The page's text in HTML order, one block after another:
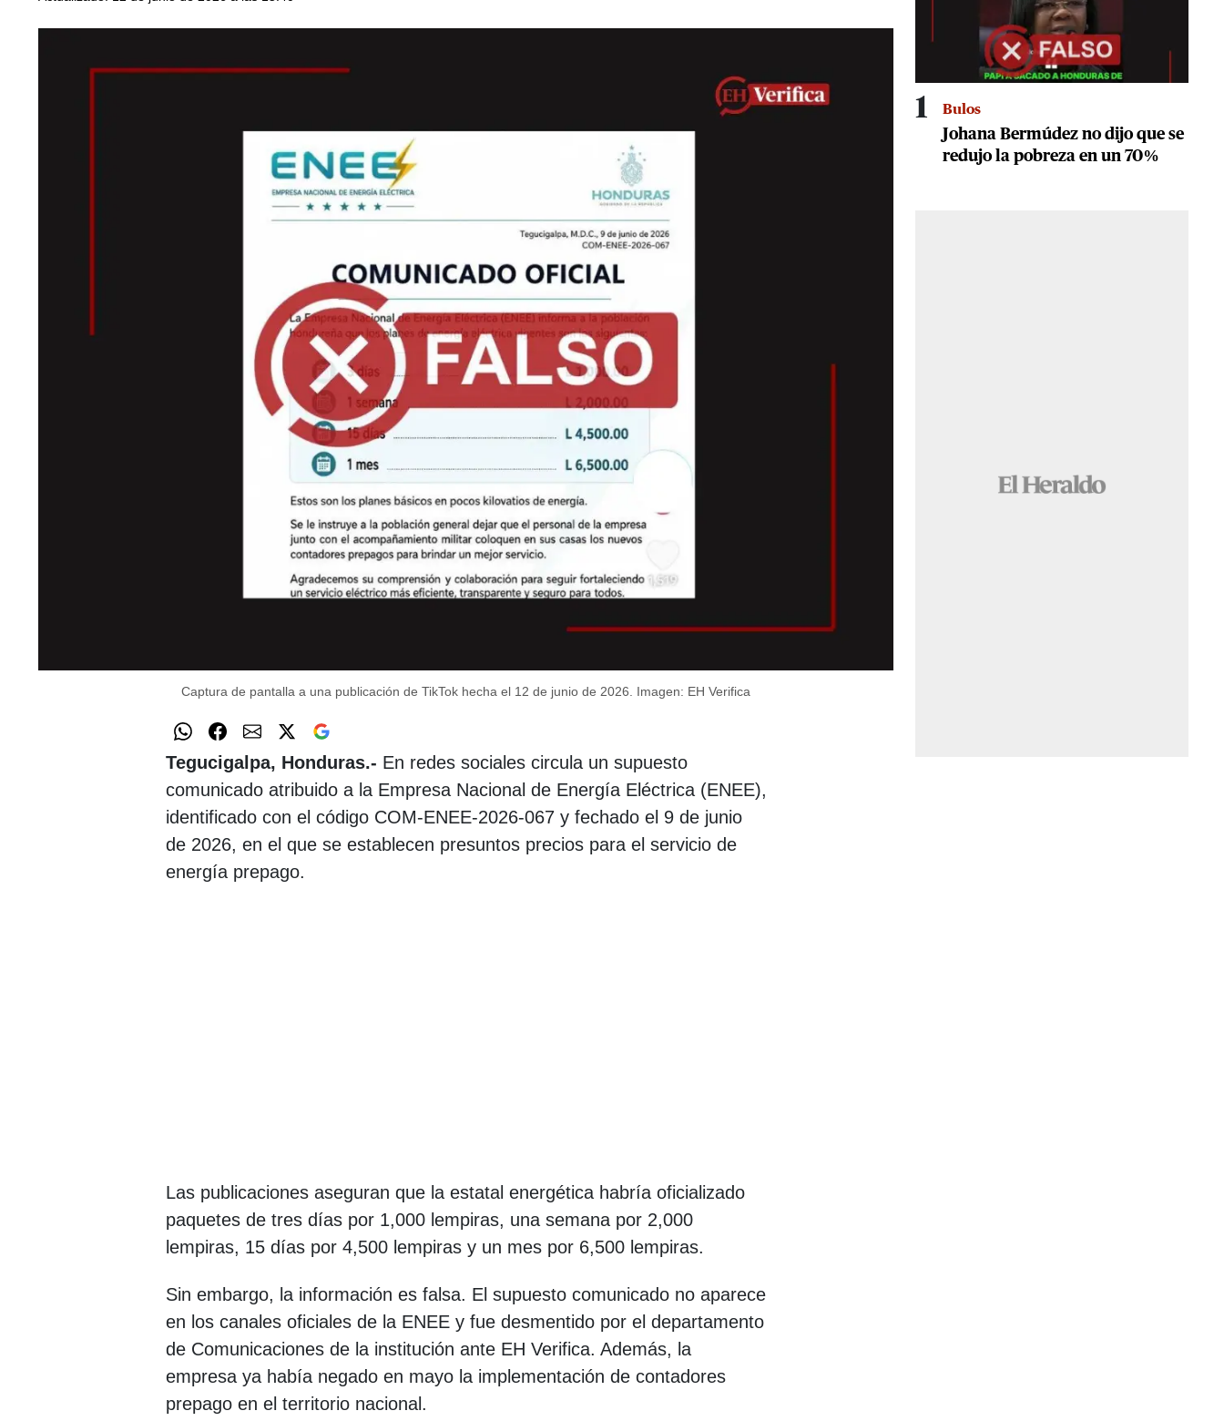
Captura de pantalla a una publicación de TikTok hecha el 12 de junio de 2026. Imagen: EH Verifica
Tegucigalpa, Honduras.- En redes sociales circula un supuesto
comunicado atribuido a la Empresa Nacional de Energía Eléctrica (ENEE),
identificado con el código COM-ENEE-2026-067 y fechado el 9 de junio
de 2026, en el que se establecen presuntos precios para el servicio de
energía prepago.
Las publicaciones aseguran que la estatal energética habría oficializado
paquetes de tres días por 1,000 lempiras, una semana por 2,000
lempiras, 15 días por 4,500 lempiras y un mes por 6,500 lempiras.
Sin embargo, la información es falsa. El supuesto comunicado no aparece
en los canales oficiales de la ENEE y fue desmentido por el departamento
de Comunicaciones de la institución ante EH Verifica. Además, la
empresa ya había negado en mayo la implementación de contadores
prepago en el territorio nacional.
1 Bulos
Johana Bermúdez no dijo que se
redujo la pobreza en un 70%